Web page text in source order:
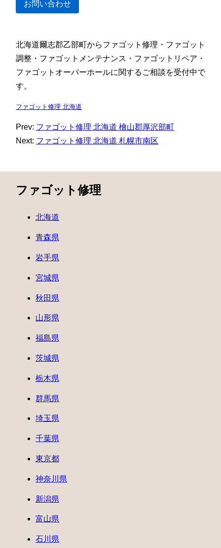
お問い合わせ
北海道爾志郡乙部町からファゴット修理・ファゴット
調整・ファゴットメンテナンス・ファゴットリペア・
ファゴットオーバーホールに関するご相談を受付中で
す。
ファゴット修理 北海道
Prev: ファゴット修理 北海道 檜山郡厚沢部町
Next: ファゴット修理 北海道 札幌市南区
ファゴット修理
北海道
青森県
岩手県
宮城県
秋田県
山形県
福島県
茨城県
栃木県
群馬県
埼玉県
千葉県
東京都
神奈川県
新潟県
富山県
石川県